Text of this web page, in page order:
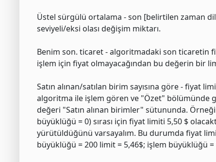
Üstel sürgülü ortalama - son [belirtilen zaman
seviyeli/eksi olası değişim miktarı.
Benim son. ticaret - algoritmadaki son ticaretin
işlem için fiyat olmayacağından bu değerin bir
Satın alınan/satılan birim sayısına göre - fiyat
algoritma ile işlem gören ve "Özet" bölümünde
değeri "Satın alınan birimler" sütununda.
büyüklüğü = 0) sırası için fiyat limiti 5,50 $
yürütüldüğünü varsayalım. Bu durumda fiyat
büyüklüğü = 200 limit = 5,46$; işlem büyüklüğü =